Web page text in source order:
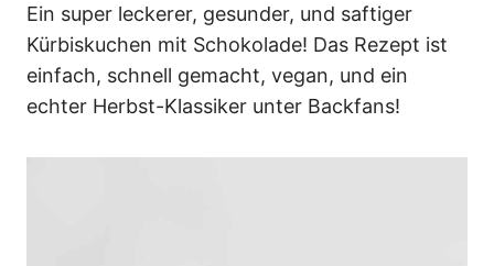
Ein super leckerer, gesunder, und saftiger
Kürbiskuchen mit Schokolade! Das Rezept ist
einfach, schnell gemacht, vegan, und ein
echter Herbst-Klassiker unter Backfans!